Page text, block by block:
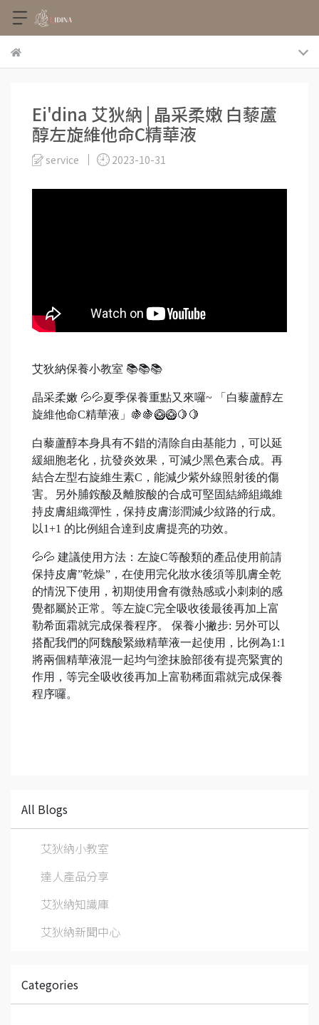
Ei'dina 艾狄納 | 晶采柔嫩 白藜蘆
醇左旋維他命C精華液
service 2023-10-31
艾狄納保養小教室 📚📚📚
晶采柔嫩 💦💦夏季保養重點又來囉~ 「白藜蘆醇左
旋維他命C精華液」🍇🍇🥝🥝🍋🍋
白藜蘆醇本身具有不錯的清除自由基能力，可以延
緩細胞老化，抗發炎效果，可減少黑色素合成。再
結合左型右旋維生素C，能減少紫外線照射後的傷
害。另外脯銨酸及離胺酸的合成可堅固結締組織維
持皮膚組織彈性，保持皮膚澎潤減少紋路的行成。
以1+1 的比例組合達到皮膚提亮的功效。
💦💦 建議使用方法：左旋C等酸類的產品使用前請
保持皮膚”乾燥”，在使用完化妝水後須等肌膚全乾
的情況下使用，初期使用會有微熱感或小刺刺的感
覺都屬於正常。等左旋C完全吸收後最後再加上富
勒希面霜就完成保養程序。 保養小撇步: 另外可以
搭配我們的阿魏酸緊緻精華液一起使用，比例為1:1
將兩個精華液混一起均勻塗抹臉部後有提亮緊實的
作用，等完全吸收後再加上富勒稀面霜就完成保養
程序囉。
All Blogs
艾狄納小教室
達人產品分享
艾狄納知識庫
艾狄納新聞中心
Categories